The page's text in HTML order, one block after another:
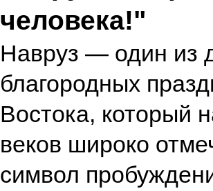
человека!"
Навруз — один из
благородных
Востока, который
веков широко
символ